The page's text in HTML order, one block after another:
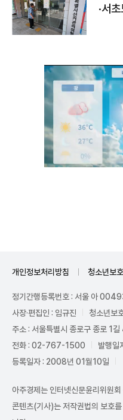
·서
개인정보처리방침 청소년보
정기간행등록번호 : 서울 아
사장·편집인 : 임규진
청소년보
주소 : 서울특별시 종로구 종로 1
전화 : 02-767-1500
발행
등록일자 : 2008년 01월10일
아주경제는 인터넷신문윤리위원
콘텐츠(기사)는 저작권법의 보호